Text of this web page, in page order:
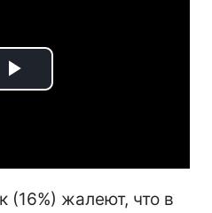
Play
(16%) жалеют, что в